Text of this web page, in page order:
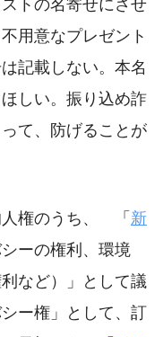
トの名寄せにさせ
用意なプレゼント
記載しない。本名
しい。振り込め詐
て、防げることが
人権のうち、 「新
ーの権利、環境
など）」として議
ー権」として、訂